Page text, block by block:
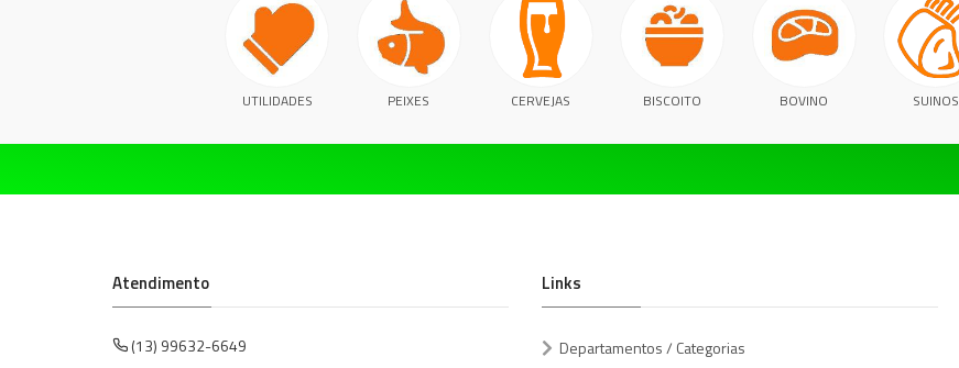
UTILIDADES PEIXES CERVEJAS BISCOITO BOVINO SUINOS
Atendimento
(13) 99632-6649
Links
Departamentos / Categorias